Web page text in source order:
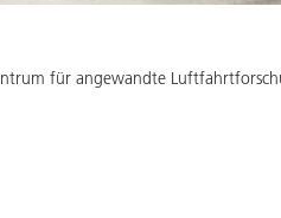
für angewandte